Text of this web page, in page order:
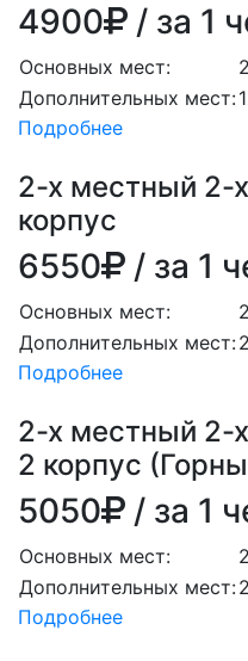
4900 / за 1
Основных мест:
2
Дополнительных мест:1
Подробнее
2-х местный 2-
корпус
6550 / за 1
Основных мест:
2
Дополнительных мест:2
Подробнее
2-х местный 2-
2 корпус
5050 / за 1
Основных мест:
2
Дополнительных мест:2
Подробнее